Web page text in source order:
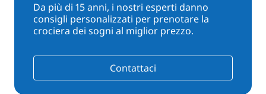
Da più di 15 anni, i nostri esperti danno
consigli personalizzati per prenotare la
crociera dei sogni al miglior prezzo.
Contattaci